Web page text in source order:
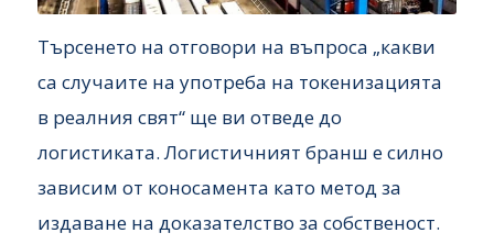
Търсенето на отговори на въпроса „какви
са случаите на употреба на токенизацията
в реалния свят“ ще ви отведе до
логистиката. Логистичният бранш е силно
зависим от коносамента като метод за
издаване на доказателство за собственост.